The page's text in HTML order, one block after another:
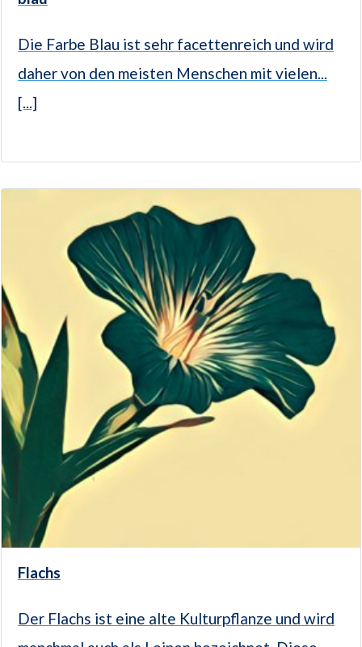
Die Farbe Blau ist sehr facettenreich und wird
daher von den meisten Menschen mit vielen...
[...]
Flachs
Der Flachs ist eine alte Kulturpflanze und wird